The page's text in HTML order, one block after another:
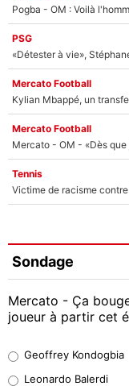
Pogba - OM : Voilà
PSG
«Détester à vie»,
Mercato Football
Kylian Mbappé, un
Mercato Football
Tennis
Sondage
Mercato - Ça
joueur à partir cet
38%
Geoffrey Kondogbia
Leonardo Balerdi